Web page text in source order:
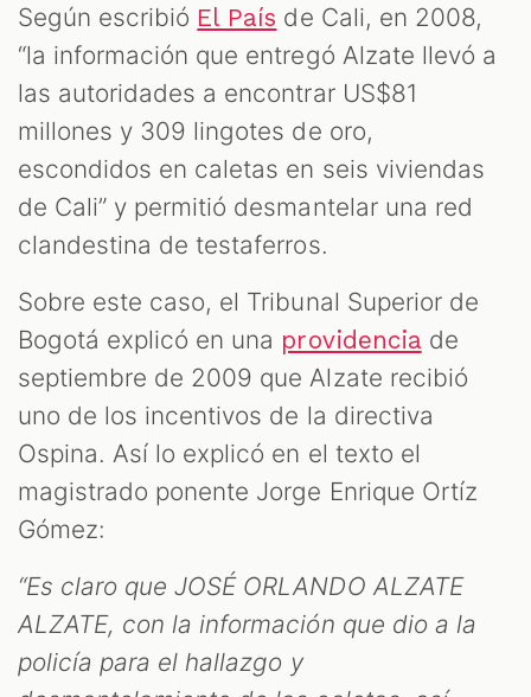
Según escribió El País de Cali, en 2008,
“la información que entregó Alzate llevó a
las autoridades a encontrar US$81
millones y 309 lingotes de oro,
escondidos en caletas en seis viviendas
de Cali” y permitió desmantelar una red
clandestina de testaferros.
Sobre este caso, el Tribunal Superior de
Bogotá explicó en una providenciade
septiembre de 2009 que Alzate recibió
uno de los incentivos de la directiva
Ospina. Así lo explicó en el texto el
magistrado ponente Jorge Enrique Ortíz
Gómez:
“Es claro que JOSÉ ORLANDO ALZATE
ALZATE, con la información que dio a la
policía para el hallazgo y